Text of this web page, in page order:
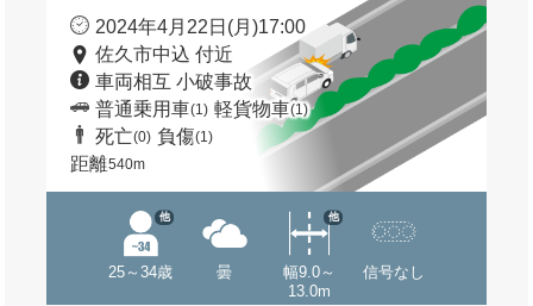
2024年4月22日(月)17:00
佐久市中込 付近
車両相互 小破事故
普通乗用車(1) 軽貨物車(1)
死亡(0) 負傷(1)
距離540m
25～34歳
他
曇
幅9.0～
13.0m
他
信号なし